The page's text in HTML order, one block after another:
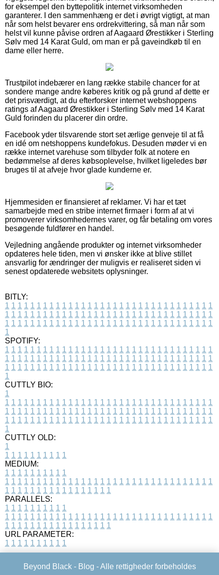
for eksempel den byttepolitik internet virksomheden
garanterer. I den sammenhæng er det i øvrigt vigtigt, at man
når som helst bevarer ens ordrekvittering, så man når som
helst vil kunne påvise ordren af Aagaard Ørestikker i Sterling
Sølv med 14 Karat Guld, om man er på gaveindkøb til en
dame eller herre.
Trustpilot indebærer en lang række stabile chancer for at
sondere mange andre køberes kritik og på grund af dette er
det prisværdigt, at du efterforsker internet webshoppens
ratings af Aagaard Ørestikker i Sterling Sølv med 14 Karat
Guld forinden du placerer din ordre.
Facebook yder tilsvarende stort set ærlige genveje til at få
en idé om netshoppens kundefokus. Desuden møder vi en
række internet varehuse som tilbyder folk at notere en
bedømmelse af deres købsoplevelse, hvilket ligeledes bør
bruges til at afveje hvor glade kunderne er.
Hjemmesiden er finansieret af reklamer. Vi har et tæt
samarbejde med en stribe internet firmaer i form af at vi
promoverer virksomhedernes varer, og får betaling om vores
besøgende fuldfører en handel.
Vejledning angående produkter og internet virksomheder
opdateres hele tiden, men vi ønsker ikke at blive stillet
ansvarlig for ændringer der muligvis er realiseret siden vi
senest opdaterede websitets oplysninger.
BITLY:
1 1 1 1 1 1 1 1 1 1 1 1 1 1 1 1 1 1 1 1 1 1 1 1 1 1 1 1 1 1 1 1 1
1 1 1 1 1 1 1 1 1 1 1 1 1 1 1 1 1 1 1 1 1 1 1 1 1 1 1 1 1 1 1 1 1
1 1 1 1 1 1 1 1 1 1 1 1 1 1 1 1 1 1 1 1 1 1 1 1 1 1 1 1 1 1 1 1 1
1
SPOTIFY:
1 1 1 1 1 1 1 1 1 1 1 1 1 1 1 1 1 1 1 1 1 1 1 1 1 1 1 1 1 1 1 1 1
1 1 1 1 1 1 1 1 1 1 1 1 1 1 1 1 1 1 1 1 1 1 1 1 1 1 1 1 1 1 1 1 1
1 1 1 1 1 1 1 1 1 1 1 1 1 1 1 1 1 1 1 1 1 1 1 1 1 1 1 1 1 1 1 1 1
1
CUTTLY BIO:
1
1 1 1 1 1 1 1 1 1 1 1 1 1 1 1 1 1 1 1 1 1 1 1 1 1 1 1 1 1 1 1 1 1
1 1 1 1 1 1 1 1 1 1 1 1 1 1 1 1 1 1 1 1 1 1 1 1 1 1 1 1 1 1 1 1 1
1 1 1 1 1 1 1 1 1 1 1 1 1 1 1 1 1 1 1 1 1 1 1 1 1 1 1 1 1 1 1 1 1
1
CUTTLY OLD:
1
1 1 1 1 1 1 1 1 1 1
MEDIUM:
1 1 1 1 1 1 1 1 1 1
1 1 1 1 1 1 1 1 1 1 1 1 1 1 1 1 1 1 1 1 1 1 1 1 1 1 1 1 1 1 1 1 1
1 1 1 1 1 1 1 1 1 1 1 1 1 1 1 1 1
PARALLELS:
1 1 1 1 1 1 1 1 1 1
1 1 1 1 1 1 1 1 1 1 1 1 1 1 1 1 1 1 1 1 1 1 1 1 1 1 1 1 1 1 1 1 1
1 1 1 1 1 1 1 1 1 1 1 1 1 1 1 1 1
URL PARAMETER:
1 1 1 1 1 1 1 1 1 1
Beyond Black - Blog - Alle rettigheder forbeholdes